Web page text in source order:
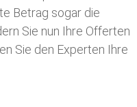
Betrag sogar die
Sie nun Ihre Offerten
Sie den Experten Ihre